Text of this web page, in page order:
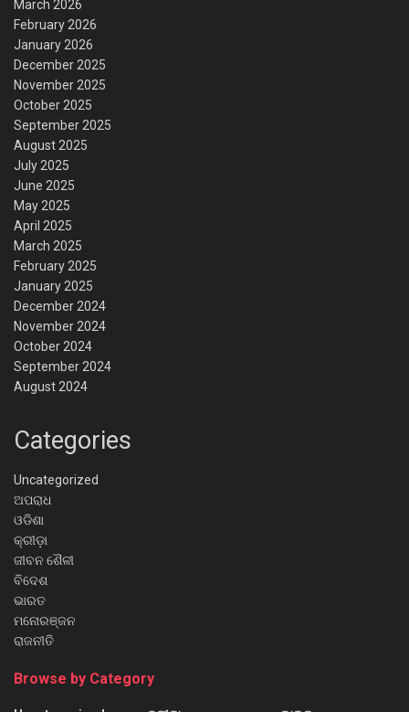
March 2026
February 2026
January 2026
December 2025
November 2025
October 2025
September 2025
August 2025
July 2025
June 2025
May 2025
April 2025
March 2025
February 2025
January 2025
December 2024
November 2024
October 2024
September 2024
August 2024
Categories
Uncategorized
ଅପରାଧ
ଓଡିଶା
କ୍ରୀଡ଼ା
ଜୀବନ ଶୈଳୀ
ବିଦେଶ
ଭାରତ
ମନୋରଞ୍ଜନ
ରାଜନୀତି
Browse by Category